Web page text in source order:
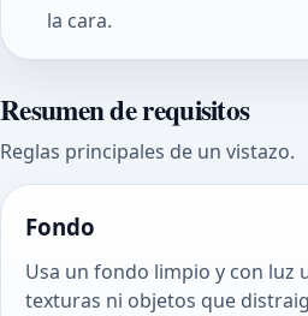
la cara.
Resumen de requisitos
Reglas principales de un vistazo.
Fondo
Usa un fondo limpio y con luz
texturas ni objetos que